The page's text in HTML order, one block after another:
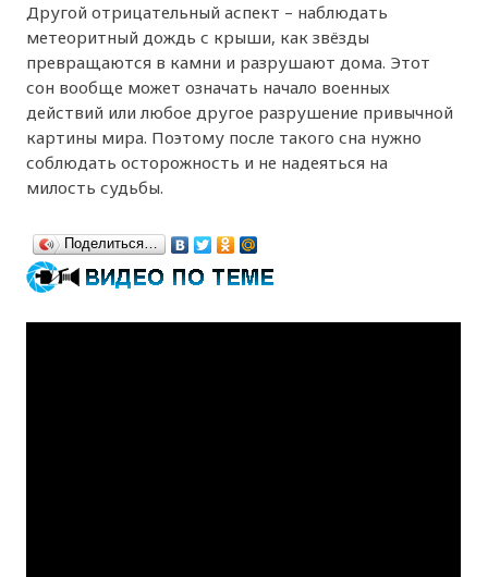
Другой отрицательный аспект – наблюдать
метеоритный дождь с крыши, как звёзды
превращаются в камни и разрушают дома. Этот
сон вообще может означать начало военных
действий или любое другое разрушение привычной
картины мира. Поэтому после такого сна нужно
соблюдать осторожность и не надеяться на
милость судьбы.
Поделиться…